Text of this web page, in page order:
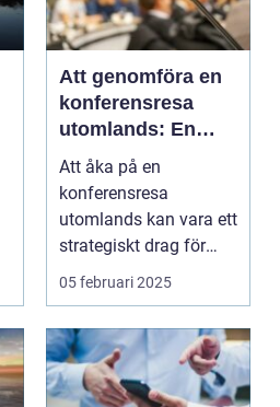
Att genomföra en
konferensresa
utomlands: En
möjlighet för
tillväxt och
samarbete
Att åka på en
konferensresa
utomlands kan vara ett
strategiskt drag för
företa...
05 februari 2025